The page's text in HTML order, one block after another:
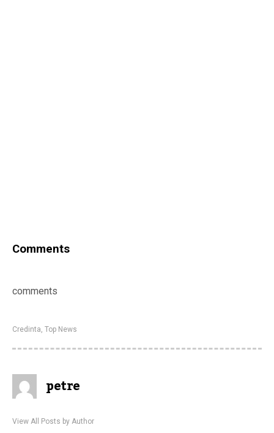
Comments
comments
Credinta, Top News
petre
View All Posts by Author